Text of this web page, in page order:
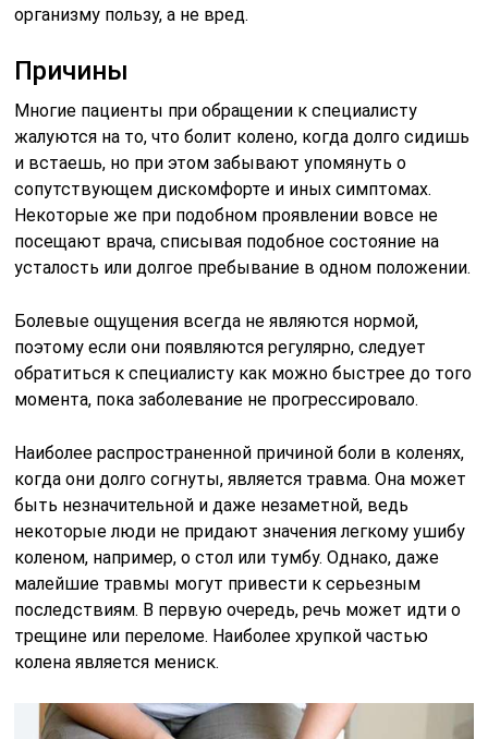
организму пользу, а не вред.
Причины
Многие пациенты при обращении к специалисту
жалуются на то, что болит колено, когда долго сидишь
и встаешь, но при этом забывают упомянуть о
сопутствующем дискомфорте и иных симптомах.
Некоторые же при подобном проявлении вовсе не
посещают врача, списывая подобное состояние на
усталость или долгое пребывание в одном положении.
Болевые ощущения всегда не являются нормой,
поэтому если они появляются регулярно, следует
обратиться к специалисту как можно быстрее до того
момента, пока заболевание не прогрессировало.
Наиболее распространенной причиной боли в коленях,
когда они долго согнуты, является травма. Она может
быть незначительной и даже незаметной, ведь
некоторые люди не придают значения легкому ушибу
коленом, например, о стол или тумбу. Однако, даже
малейшие травмы могут привести к серьезным
последствиям. В первую очередь, речь может идти о
трещине или переломе. Наиболее хрупкой частью
колена является мениск.